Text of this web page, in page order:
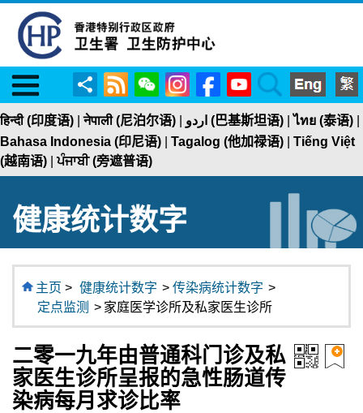
Menu
分
享
RSS WeChatInstagramFacebookYouTubeSearch
हिन्दी (印度语) |नेपाली (尼泊尔语) اردو (巴基斯坦语) |ไทย (泰语)
Bahasa Indonesia (印尼语)
Tagalog (他加禄语)
Tiếng Việt
(越南语) |ਪੰਜਾਬੀ (旁遮普语)
健康统计数字
主页 > 健康统计数字 > 传染病统计数字 >
定点监测 > 家庭医学诊所及私家医生诊所
二零一九年由普通科门诊及私
家医生诊所呈报的急性肠道传
染病每月求诊比率